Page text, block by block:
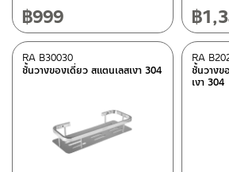
สแตนเลสด้าน
สแตนเลสเงา(14)
โครเมียมเงา(69)
บรอนซ์ทองด้าน(4)
ลายหินอ่อนดำ
฿999 ฿
ชั้นวางของเดี่ยว สแตนเลสเงา 304
RA B30030
ชั้นวางข
เงา 304
RA